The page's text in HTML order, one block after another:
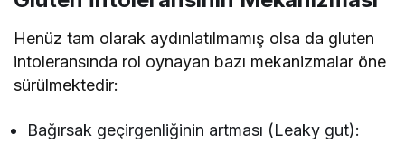
Henüz tam olarak aydınlatılmamış olsa da gluten
intoleransında rol oynayan bazı mekanizmalar öne
sürülmektedir:
Bağırsak geçirgenliğinin artması (Leaky gut):